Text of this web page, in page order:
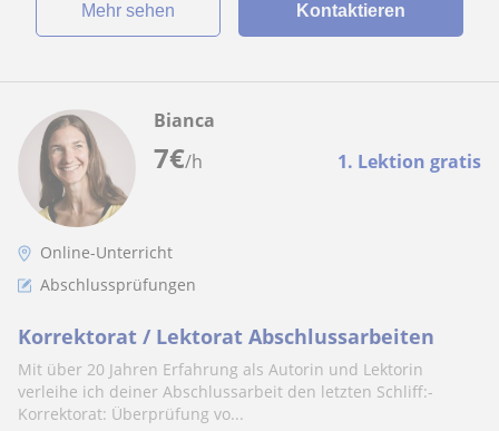
Mehr sehen Kontaktieren
7€/h 1. Lektion gratis
Bianca
Online-Unterricht
Abschlussprüfungen
Korrektorat / Lektorat Abschlussarbeiten
Mit über 20 Jahren Erfahrung als Autorin und Lektorin
verleihe ich deiner Abschlussarbeit den letzten Schliff:-
Korrektorat: Überprüfung vo...